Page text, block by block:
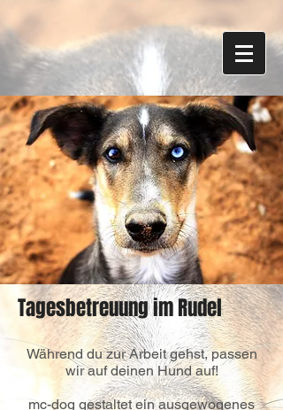
Tagesbetreuung im Rudel
Während du zur Arbeit gehst, passen
wir auf deinen Hund auf!
mc-dog gestaltet ein ausgewogenes